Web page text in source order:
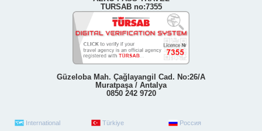
TURSAB no:7355
Güzeloba Mah. Çağlayangil Cad. No:26/A
Muratpaşa / Antalya
0850 242 9720
International Türkiye Россия